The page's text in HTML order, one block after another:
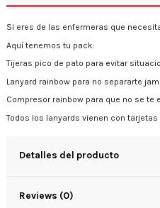
Si eres de las enfermeras que
Aquí tenemos tu pack:
Tijeras pico de pato para evitar
Lanyard rainbow para no separarte
Compresor rainbow para que no se te
Todos los lanyards vienen con
Detalles del producto
Reviews (0)